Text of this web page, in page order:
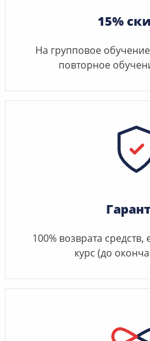
15%
На групповое
повторное
100% возврата средств,
курс (до